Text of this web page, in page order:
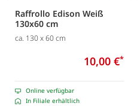
Raffrollo Edison Weiß
130x60 cm
ca. 130 x 60 cm
10,00 €*
Online verfügbar
In Filiale erhältlich